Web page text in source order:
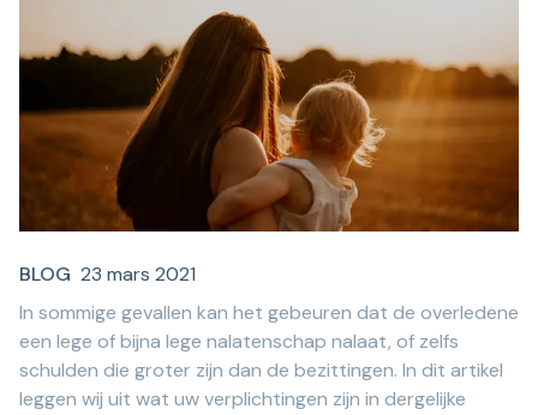
BLOG 23 mars 2021
In sommige gevallen kan het gebeuren dat de overledene
een lege of bijna lege nalatenschap nalaat, of zelfs
schulden die groter zijn dan de bezittingen. In dit artikel
leggen wij uit wat uw verplichtingen zijn in dergelijke